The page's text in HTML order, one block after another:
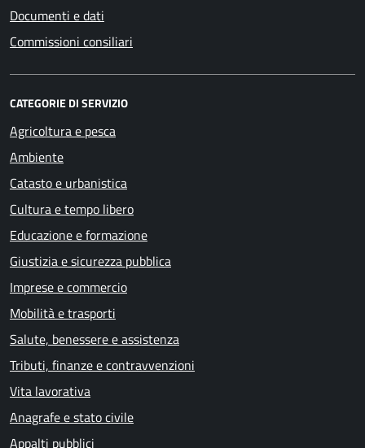
Documenti e dati
Commissioni consiliari
CATEGORIE DI SERVIZIO
Agricoltura e pesca
Ambiente
Catasto e urbanistica
Cultura e tempo libero
Educazione e formazione
Giustizia e sicurezza pubblica
Imprese e commercio
Mobilità e trasporti
Salute, benessere e assistenza
Tributi, finanze e contravvenzioni
Vita lavorativa
Anagrafe e stato civile
Appalti pubblici